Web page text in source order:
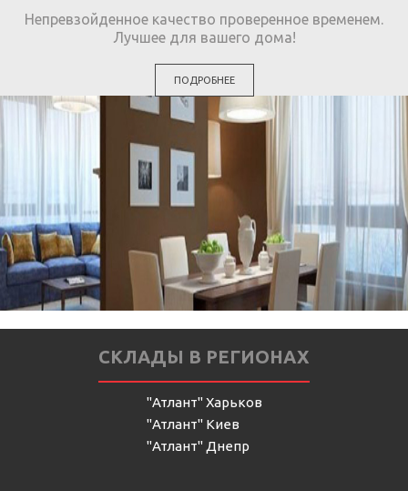
Непревзойденное качество проверенное временем.
Лучшее для вашего дома!
ПОДРОБНЕЕ
СКЛАДЫ В РЕГИОНАХ
"Атлант" Харьков
"Атлант" Киев
"Атлант" Днепр